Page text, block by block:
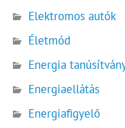
Elektromos autók
Életmód
Energia
Energiaellátás
Energiafigyelő